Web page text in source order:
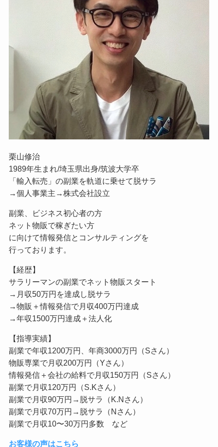
栗山修治
1989年生まれ/埼玉県出身/筑波大学卒
「輸入転売」の副業を軌道に乗せて脱サラ
→個人事業主→株式会社設立
副業、ビジネス初心者の方
ネット物販で稼ぎたい方
に向けて情報発信とコンサルティングを
行っております。
【経歴】
サラリーマンの副業でネット物販スタート
→月収50万円を達成し脱サラ
→物販＋情報発信で月収400万円達成
→年収1500万円達成＋法人化
【指導実績】
副業で年収1200万円、年商3000万円（Sさん）
物販専業で月収200万円（Yさん）
情報発信＋会社の給料で月収150万円（Sさん）
副業で月収120万円（S.Kさん）
副業で月収90万円→脱サラ（K.Nさん）
副業で月収70万円→脱サラ（Nさん）
副業で月収10〜30万円多数 など
お客様の声はこちら